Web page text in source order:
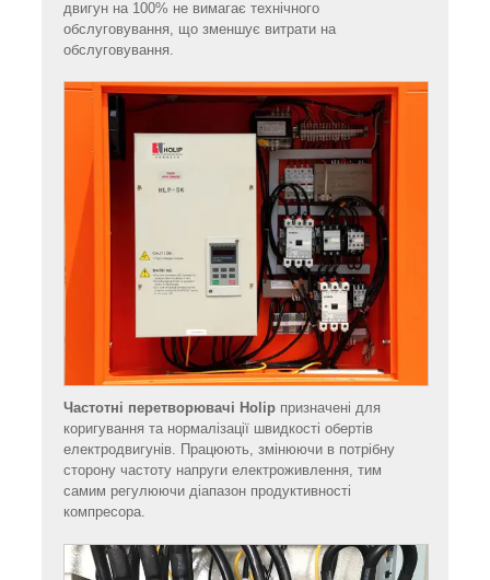
двигун на 100% не вимагає технічного
обслуговування, що зменшує витрати на
обслуговування.
Частотні перетворювачі Holip призначені для
коригування та нормалізації швидкості обертів
електродвигунів. Працюють, змінюючи в потрібну
сторону частоту напруги електроживлення, тим
самим регулюючи діапазон продуктивності
компресора.